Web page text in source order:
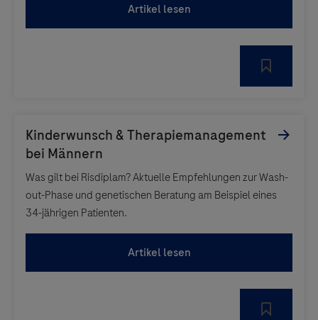
Artikel lesen
Was gilt bei Risdiplam? Aktuelle Empfehlungen zur Wash-
out-Phase und genetischen Beratung am Beispiel eines
34-jährigen Patienten.
Artikel lesen